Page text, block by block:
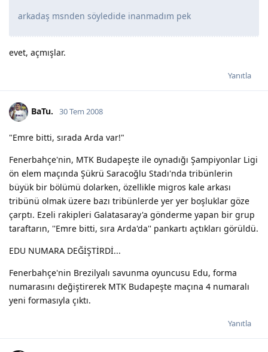
arkadaş msnden söyledide inanmadım pek
evet, açmışlar.
Yanıtla
BaTu. 30 Tem 2008
"Emre bitti, sırada Arda var!"
Fenerbahçe'nin, MTK Budapeşte ile oynadığı Şampiyonlar Ligi
ön elem maçında Şükrü Saracoğlu Stadı'nda tribünlerin
büyük bir bölümü dolarken, özellikle migros kale arkası
tribünü olmak üzere bazı tribünlerde yer yer boşluklar göze
çarptı. Ezeli rakipleri Galatasaray'a gönderme yapan bir grup
taraftarın, ''Emre bitti, sıra Arda'da'' pankartı açtıkları görüldü.
EDU NUMARA DEĞİŞTİRDİ...
Fenerbahçe'nin Brezilyalı savunma oyuncusu Edu, forma
numarasını değiştirerek MTK Budapeşte maçına 4 numaralı
yeni formasıyla çıktı.
Yanıtla